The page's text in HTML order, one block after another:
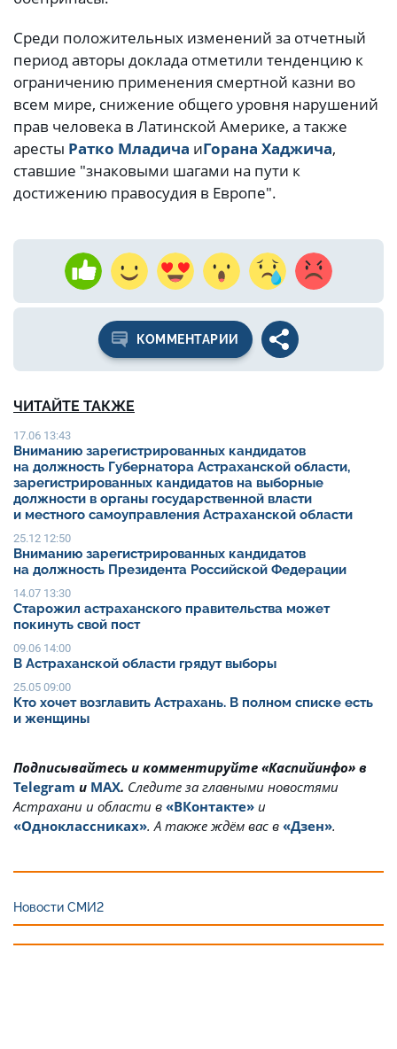
Среди положительных изменений за отчетный
период авторы доклада отметили тенденцию к
ограничению применения смертной казни во
всем мире, снижение общего уровня нарушений
прав человека в Латинской Америке, а также
аресты Ратко Младича иГорана Хаджича,
ставшие "знаковыми шагами на пути к
достижению правосудия в Европе".
КОММЕНТАРИИ
ЧИТАЙТЕ ТАКЖЕ
17.06 13:43
Вниманию зарегистрированных кандидатов
на должность Губернатора Астраханской области,
зарегистрированных кандидатов на выборные
должности в органы государственной власти
и местного самоуправления Астраханской области
25.12 12:50
Вниманию зарегистрированных кандидатов
на должность Президента Российской Федерации
14.07 13:30
Старожил астраханского правительства может
покинуть свой пост
09.06 14:00
В Астраханской области грядут выборы
25.05 09:00
Кто хочет возглавить Астрахань. В полном списке есть
и женщины
Подписывайтесь и комментируйте «Каспийинфо» в
Telegram и MAX. Cледите за главными новостями
Астрахани и области в «ВКонтакте» и
«Одноклассниках». А также ждём вас в «Дзен».
Новости СМИ2